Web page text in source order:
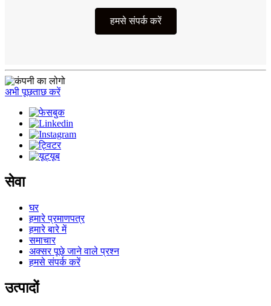
हमसे संपर्क करें
अभी पूछताछ करें
सेवा
घर
हमारे प्रमाणपत्र
हमारे बारे में
समाचार
अक्सर पूछे जाने वाले प्रश्न
हमसे संपर्क करें
उत्पादों